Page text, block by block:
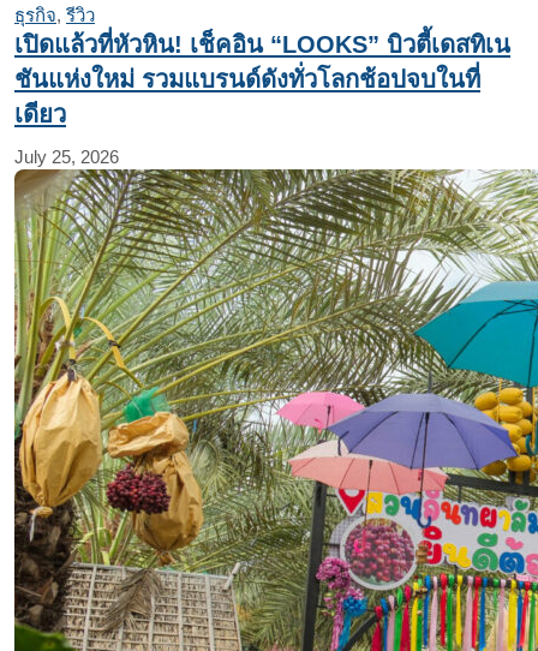
ธุรกิจ, รีวิว
เปิดแล้วที่หัวหิน! เช็คอิน “LOOKS” บิวตี้เดสทิเน
ชันแห่งใหม่ รวมแบรนด์ดังทั่วโลกช้อปจบในที่
เดียว
July 25, 2026